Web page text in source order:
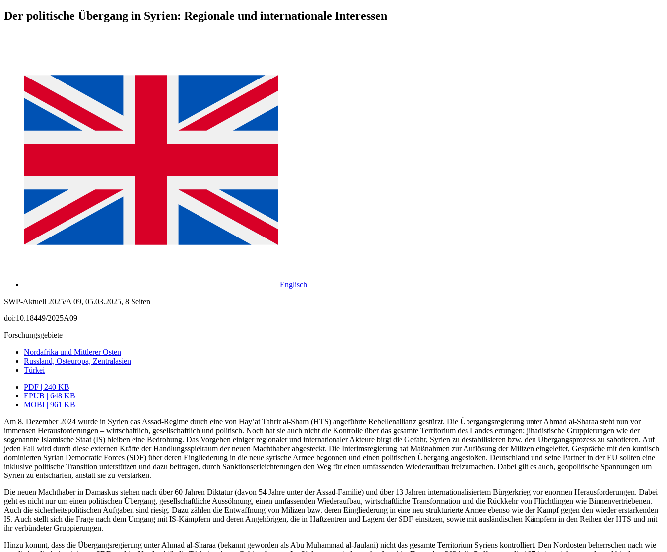
Der politische Übergang in Syrien: Regionale und internationale Interessen
Englisch
SWP-Aktuell 2025/A 09, 05.03.2025, 8 Seiten
doi:10.18449/2025A09
Forschungsgebiete
Nordafrika und Mittlerer Osten
Russland, Osteuropa, Zentralasien
Türkei
PDF | 240 KB
EPUB | 648 KB
MOBI | 961 KB
Am 8. Dezember 2024 wurde in Syrien das Assad-Regime durch eine von Hay’at Tahrir al-Sham (HTS) angeführte Rebellenallianz gestürzt. Die Übergangsregierung unter Ahmad al-Sharaa steht nun vor
immensen Herausforderungen – wirtschaftlich, ge­sellschaftlich und politisch. Noch hat sie auch nicht die Kontrolle über das gesamte Territorium des Landes errungen; jihadistische Gruppierungen wie der
sogenannte Islamische Staat (IS) bleiben eine Bedrohung. Das Vorgehen einiger regionaler und internationaler Akteure birgt die Gefahr, Syrien zu destabilisieren bzw. den Übergangsprozess zu sabotieren. Auf
jeden Fall wird durch diese externen Kräfte der Handlungsspielraum der neuen Machthaber abgesteckt. Die Interimsregierung hat Maßnahmen zur Auflösung der Milizen eingeleitet, Gespräche mit den kurdisch
domi­nierten Syrian Democratic Forces (SDF) über deren Eingliederung in die neue syrische Armee begonnen und einen politischen Übergang angestoßen. Deutschland und seine Partner in der EU sollten eine
inklusive politische Transition unterstützen und dazu beitragen, durch Sanktionserleichterungen den Weg für einen umfassen­den Wiederaufbau freizumachen. Dabei gilt es auch, geopolitische Spannungen um
Syrien zu entschärfen, anstatt sie zu verstärken.
Die neuen Machthaber in Damaskus stehen nach über 60 Jahren Diktatur (davon 54 Jahre unter der Assad-Familie) und über 13 Jahren internationalisiertem Bürgerkrieg vor enormen Herausforderungen. Dabei
geht es nicht nur um einen politischen Übergang, gesellschaftliche Aussöhnung, einen umfassenden Wiederaufbau, wirt­schaftliche Transformation und die Rück­kehr von Flüchtlingen wie Binnenvertriebenen.
Auch die sicherheitspolitischen Auf­gaben sind riesig. Dazu zählen die Entwaff­nung von Milizen bzw. deren Eingliederung in eine neu strukturierte Armee ebenso wie der Kampf gegen den wieder erstarkenden
IS. Auch stellt sich die Frage nach dem Um­gang mit IS-Kämpfern und deren Angehörigen, die in Haftzentren und Lagern der SDF einsitzen, sowie mit ausländischen Kämp­fern in den Reihen der HTS und mit
ihr verbündeter Gruppierungen.
Hinzu kommt, dass die Übergangsregierung unter Ahmad al-Sharaa (bekannt geworden als Abu Muhammad al-Jaulani) nicht das gesamte Territorium Syriens kon­trolliert. Den Nordosten beherrschen nach wie